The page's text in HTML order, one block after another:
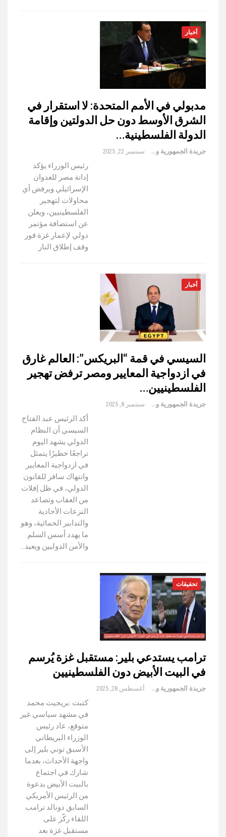
أخبار
مدبولي في الأمم المتحدة: لا استقرار في
الشرق الأوسط دون حل الدولتين وإقامة
الدولة الفلسطينية…
جريدة الجمهورية والعالم سبتمبر 22, 2025
رئيس الوزراء يؤكد
إدانة مصر للعدوان
الإسرائيلي ويرفض أي
محاولات لتهجير
الفلسطينيين، ويعلن
عن استضافة مؤتمر
دولي لإعمار غزة فور
وقف إطلاق النار
أخبار
السيسي في قمة “البريكس”: العالم غارق
في ازدواجية المعايير ومصر ترفض تهجير
الفلسطينيين…
جريدة الجمهورية والعالم سبتمبر 8, 2025
أكد الرئيس عبد الفتاح
السيسي أن النظام
الدولي يشهد اليوم
تراجعًا خطيرًا يتمثل
في ازدواجية المعايير
وانتهاك سافر للقانون
الدولي، في ظل إفلات
من العقاب وتصاعد
النزعات الأحادية
والتدابير الحمائية، وهو
ما يهدد أسس السلم
والأمن الدوليين ويعيد…
تحقيقات
ترامب يستدعي بلير: مستقبل غزة يُرسم
في البيت الأبيض دون الفلسطينيين
جريدة الجمهورية والعالم أغسطس 28, 2025
كتبت :بريجيت محمد
في مشهد سياسي غير
متوقع، عاد رئيس
الوزراء البريطاني
الأسبق توني بلير إلى
واجهة الأحداث، بعدما
شارك في اجتماع
بالبيت الأبيض بدعوة
من الرئيس الأمريكي
السابق دونالد ترامب.
اللقاء ركّز على
مستقبل غزة بعد